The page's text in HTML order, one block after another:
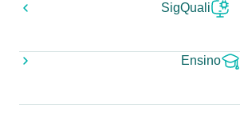
SigQuali
Ensino